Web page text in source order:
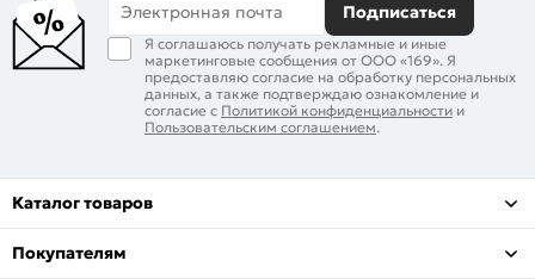
Электронная почта Подписаться
Я соглашаюсь получать рекламные и иные
маркетинговые сообщения от ООО «169». Я
предоставляю согласие на обработку персональных
данных, а также подтверждаю ознакомление и
согласие с Политикой конфиденциальности и
Пользовательским соглашением.
Каталог товаров
Покупателям